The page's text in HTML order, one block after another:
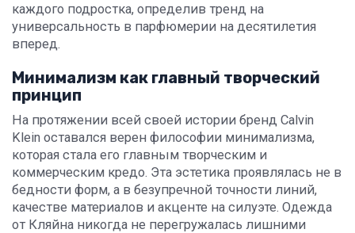
каждого подростка, определив тренд на
универсальность в парфюмерии на десятилетия
вперед.
Минимализм как главный творческий
принцип
На протяжении всей своей истории бренд Calvin
Klein оставался верен философии минимализма,
которая стала его главным творческим и
коммерческим кредо. Эта эстетика проявлялась не в
бедности форм, а в безупречной точности линий,
качестве материалов и акценте на силуэте. Одежда
от Кляйна никогда не перегружалась лишними